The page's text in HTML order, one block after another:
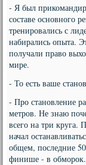
- Я был
составе основного
тренировались с
набирались опыта.
получали право
мире.
- То есть ваше
- Про становление
метров. Не знаю
всего на три круга.
начал
общем, последние
финише - в обморок.